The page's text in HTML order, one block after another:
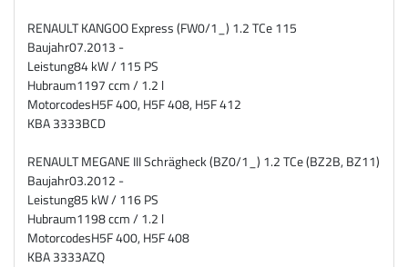
RENAULT KANGOO Express (FW0/1_) 1.2 TCe 115
Baujahr07.2013 -
Leistung84 kW / 115 PS
Hubraum1197 ccm / 1.2 l
MotorcodesH5F 400, H5F 408, H5F 412
KBA3333BCD
RENAULT MEGANE III Schrägheck (BZ0/1_) 1.2 TCe (BZ2B, BZ11)
Baujahr03.2012 -
Leistung85 kW / 116 PS
Hubraum1198 ccm / 1.2 l
MotorcodesH5F 400, H5F 408
KBA3333AZQ